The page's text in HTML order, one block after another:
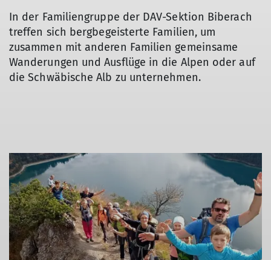
In der Familiengruppe der DAV-Sektion Biberach
treffen sich bergbegeisterte Familien, um
zusammen mit anderen Familien gemeinsame
Wanderungen und Ausflüge in die Alpen oder auf
die Schwäbische Alb zu unternehmen.